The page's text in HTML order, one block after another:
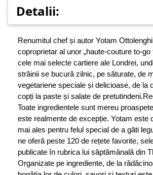
Detalii:
Renumitul chef și autor Yotam
coproprietar al unor „haute-couture to-go
cele mai selecte cartiere ale Londrei,
străinii se bucură zilnic, pe săturate, de
vegetariene speciale și delicioase, de la
copți la paste și salate de
Toate ingredientele sunt mereu
este realmente de excepție. Yotam este
mai ales pentru felul special de a găti
ne oferă peste 120 de rețete favorite,
publicate în rubrica lui săptămânală din
Organizate pe ingrediente, de la